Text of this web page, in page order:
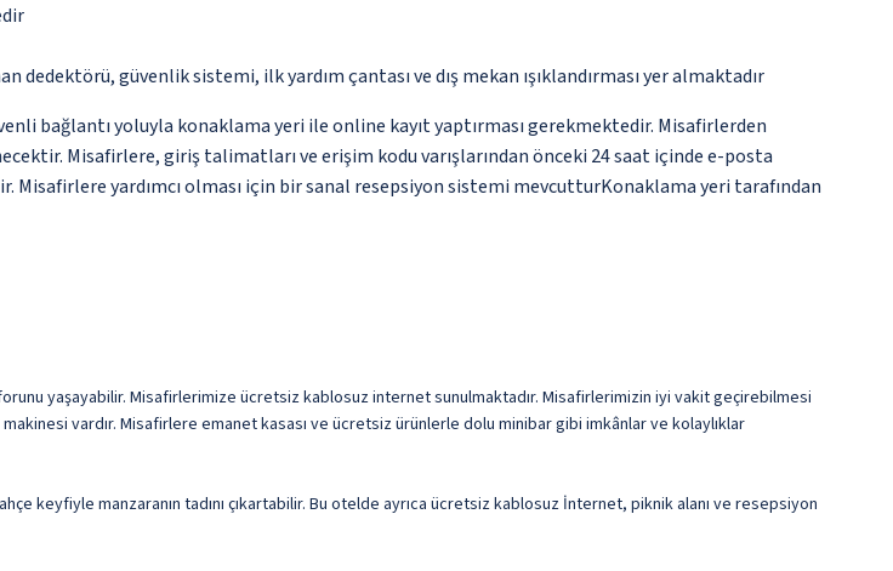
güvenlik sistemi, ilk yardım çantası ve dış mekan ışıklandırması yer almaktadır
bağlantı yoluyla konaklama yeri ile online kayıt yaptırması gerekmektedir. Misafirlerden
Misafirlere, giriş talimatları ve erişim kodu varışlarından önceki 24 saat içinde e-posta
yardımcı olması için bir sanal resepsiyon sistemi mevcutturKonaklama yeri tarafından
yaşayabilir. Misafirlerimize ücretsiz kablosuz internet sunulmaktadır. Misafirlerimizin iyi vakit geçirebilmesi
vardır. Misafirlere emanet kasası ve ücretsiz ürünlerle dolu minibar gibi imkânlar ve kolaylıklar
keyfiyle manzaranın tadını çıkartabilir. Bu otelde ayrıca ücretsiz kablosuz İnternet, piknik alanı ve resepsiyon